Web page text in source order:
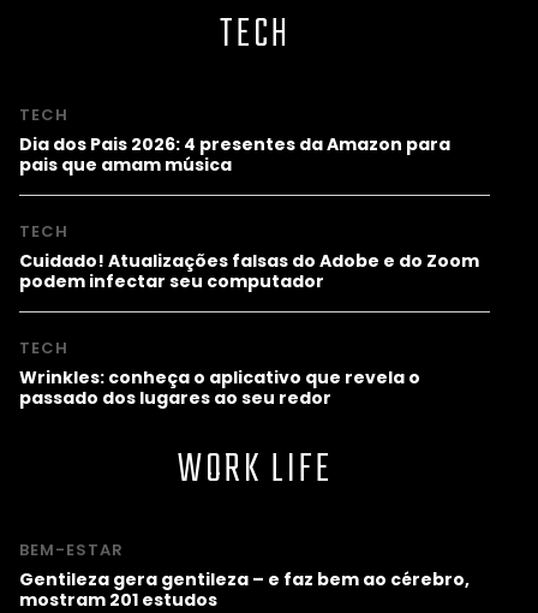
TECH
TECH
Dia dos Pais 2026: 4 presentes da Amazon para
pais que amam música
TECH
Cuidado! Atualizações falsas do Adobe e do Zoom
podem infectar seu computador
TECH
Wrinkles: conheça o aplicativo que revela o
passado dos lugares ao seu redor
WORK LIFE
BEM-ESTAR
Gentileza gera gentileza – e faz bem ao cérebro,
mostram 201 estudos